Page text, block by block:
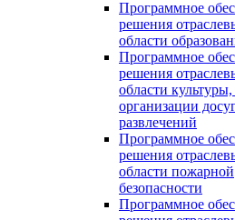
Программное
решения
области
Программное
решения
области культуры,
организации
развлечений
Программное
решения
области пожарной
безопасности
Программное